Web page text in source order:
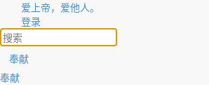
爱上帝，爱他人。
登录
奉献
奉献